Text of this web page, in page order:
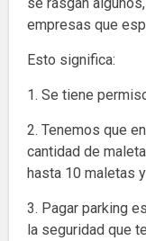
empresas que
Esto significa:
1. Se tiene
2. Tenemos que
cantidad de
hasta 10 maletas
3. Pagar parking
la seguridad que